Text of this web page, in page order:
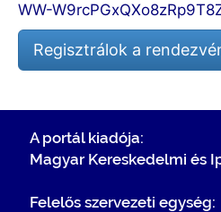
WW-
Regisztrálok a
A portál kiadója:
Magyar Kereskedelmi és
Felelős szervezeti egység: